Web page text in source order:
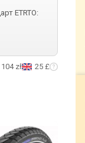
ETRTO:
104 zł 25 £